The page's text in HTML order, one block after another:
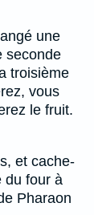
une
seconde
troisième
vous
le fruit.
et cache-
du four à
Pharaon